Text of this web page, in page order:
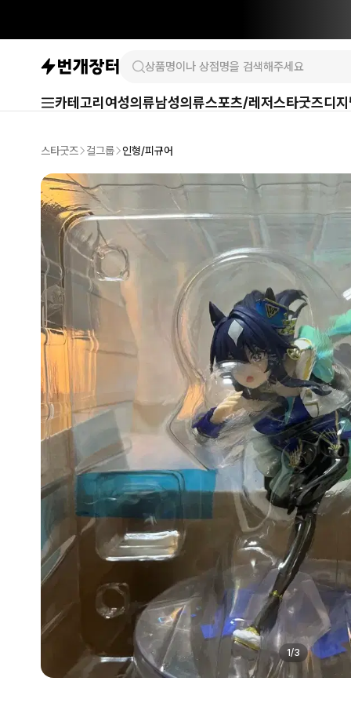
카테고리 여성의류남성의류스포츠/레저스타굿즈디
스타굿즈 걸그룹 인형/피규어
1/3